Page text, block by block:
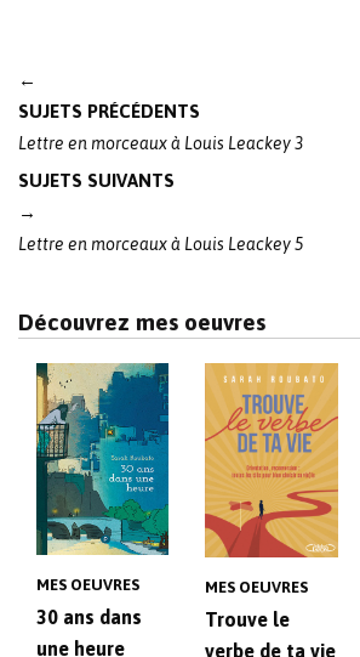
Post
navigation
←
SUJETS PRÉCÉDENTS
Lettre en morceaux à Louis Leackey 3
SUJETS SUIVANTS
→
Lettre en morceaux à Louis Leackey 5
Découvrez mes oeuvres
MES OEUVRES
30 ans dans
une heure
MES OEUVRES
Trouve le
verbe de ta vie